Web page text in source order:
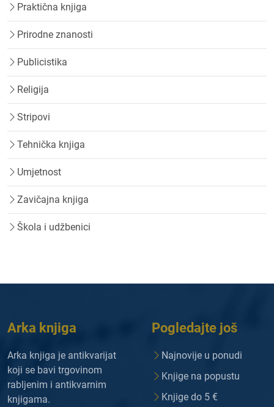
Praktična knjiga
Prirodne znanosti
Publicistika
Religija
Stripovi
Tehnička knjiga
Umjetnost
Zavičajna knjiga
Škola i udžbenici
Arka knjiga
Arka knjiga je antikvarijat
koji se bavi trgovinom
rabljenim i antikvarnim
knjigama.
Pogledajte još
Najnovije u ponudi
Knjige na popustu
Knjige do 5 €